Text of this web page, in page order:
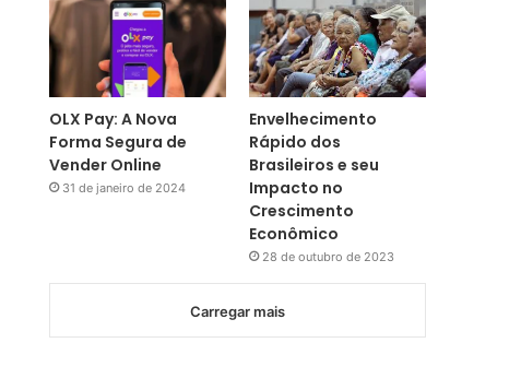
OLX Pay: A Nova
Forma Segura de
Vender Online
31 de janeiro de 2024
Envelhecimento
Rápido dos
Brasileiros e seu
Impacto no
Crescimento
Econômico
28 de outubro de 2023
Carregar mais